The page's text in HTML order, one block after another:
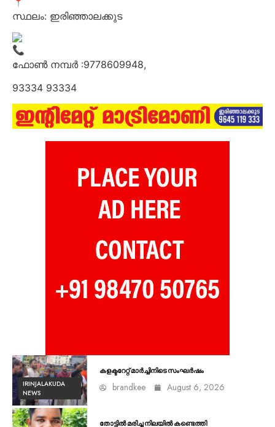
സ്ഥലം: ഇരിഞ്ഞാലക്കുട
ഫോൺ നമ്പർ :9778609948,
93334 93334
IRINJALAKUDA
NEWS
കളക്ടറേറ്റ് മാർച്ചിനിടെ സംഘർഷം
brandkee August 6, 2026
തോട്ടിൽ മരിച്ച നിലയിൽ കണ്ടെത്തി